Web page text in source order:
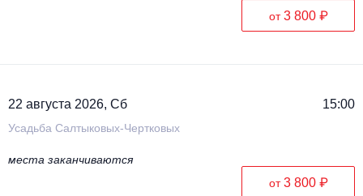
от3 800 ₽
22 августа 2026, Сб 15:00
Усадьба Салтыковых-Чертковых
места заканчиваются
от3 800 ₽